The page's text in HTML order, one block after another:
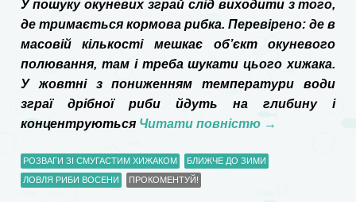
У пошуку окуневих зграй слід виходити з того,
де тримається кормова рибка. Перевірено: де в
масовій кількості мешкає об’єкт окуневого
полювання, там і треба шукати цього хижака.
У жовтні з пониженням температури води
зграї дрібної риби йдуть на глибину і
концентруються Читати повністю →
РОЗВАГИ ЗІ СМУГАСТИМ ХИЖАКОМ
БЛИЖЧЕ ДО ЗИМИ
ЛОВЛЯ РИБИ ВОСЕНИ
ПРОКОМЕНТУЙ!